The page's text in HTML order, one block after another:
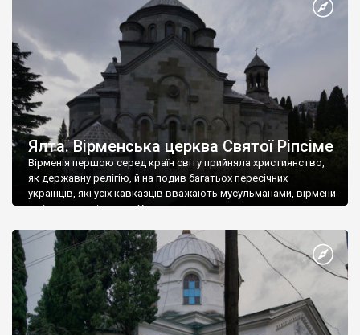
А потім було Хрещення Русі. На честь Херсонесу Таврійського
Ялта. Вірменська церква Святої Ріпсіме
Вірменія першою серед країн світу прийняла християнство,
як державну релігію, й на подив багатьох пересічних
українців, які усіх кавказців вважають мусульманами, вірмени
є відданими вірянами Христа